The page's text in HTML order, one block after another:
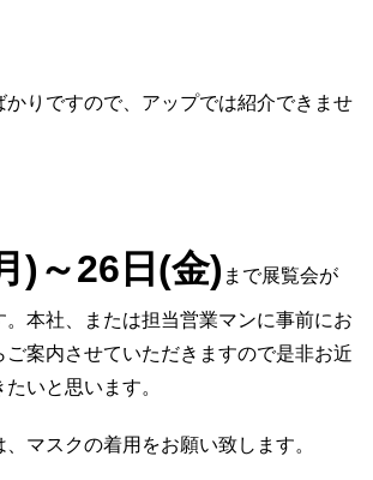
かりですので、アップでは紹介できませ
)～26日(金) まで展覧会が
。本社、または担当営業マンに事前にお
ご案内させていただきますので是非お近
いと思います。
マスクの着用をお願い致します。